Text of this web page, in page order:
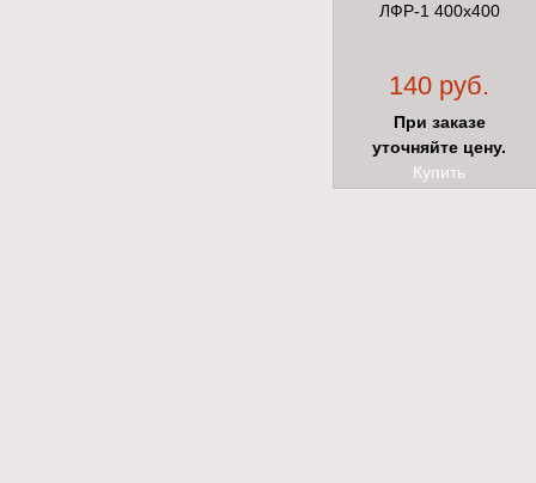
ЛФР-1 400х400
140 руб.
При заказе
уточняйте цену.
Купить